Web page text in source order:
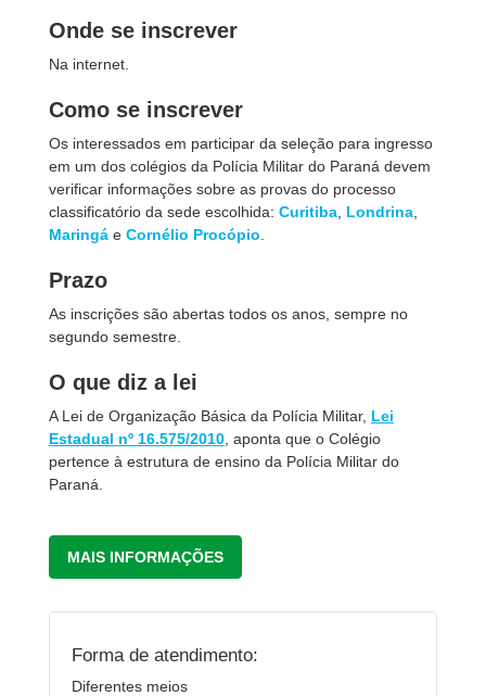
Onde se inscrever
Na internet.
Como se inscrever
Os interessados em participar da seleção para ingresso
em um dos colégios da Polícia Militar do Paraná devem
verificar informações sobre as provas do processo
classificatório da sede escolhida: Curitiba Londrina
Maringá e Cornélio Procópio
Prazo
As inscrições são abertas todos os anos, sempre no
segundo semestre.
O que diz a lei
A Lei de Organização Básica da Polícia Militar, Lei
Estadual nº 16.575/2010 , aponta que o Colégio
pertence à estrutura de ensino da Polícia Militar do
Paraná.
MAIS INFORMAÇÕES
Forma de atendimento:
Diferentes meios